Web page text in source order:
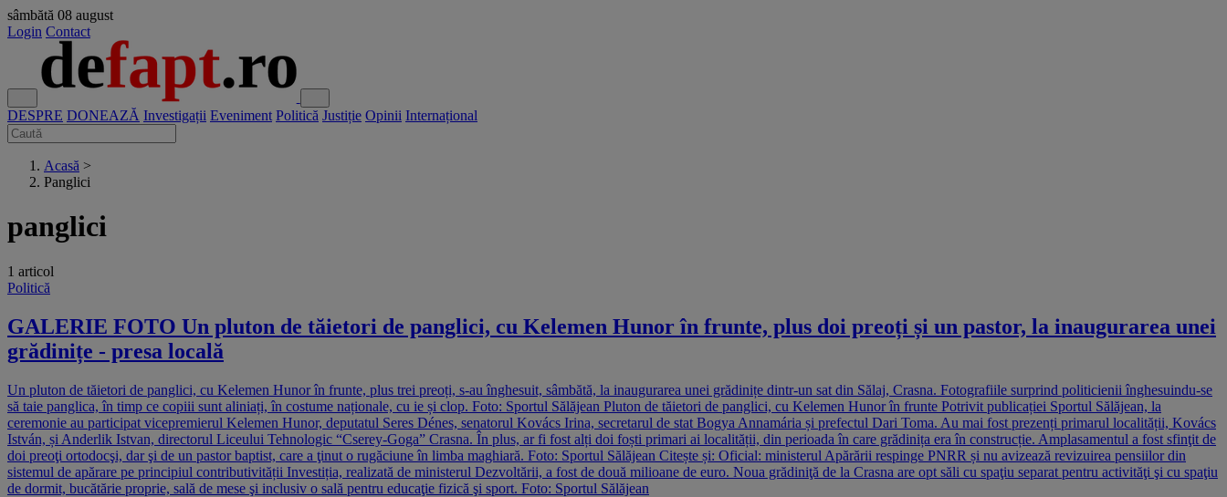
sâmbătă 08 august
Login Contact
DESPRE DONEAZĂ Investigații Eveniment Politică Justiție Opinii Internațional
Acasă >
Panglici
panglici
1 articol
Politică
GALERIE FOTO Un pluton de tăietori de panglici, cu Kelemen Hunor în frunte, plus doi preoți și un pastor, la inaugurarea unei
grădinițe - presa locală
Un pluton de tăietori de panglici, cu Kelemen Hunor în frunte, plus trei preoți, s-au înghesuit, sâmbătă, la inaugurarea unei grădinițe dintr-un sat din Sălaj, Crasna. Fotografiile surprind politicienii înghesuindu-se
să taie panglica, în timp ce copiii sunt aliniați, în costume naționale, cu ie și clop. Foto: Sportul Sălăjean Pluton de tăietori de panglici, cu Kelemen Hunor în frunte Potrivit publicației Sportul Sălăjean, la
ceremonie au participat vicepremierul Kelemen Hunor, deputatul Seres Dénes, senatorul Kovács Irina, secretarul de stat Bogya Annamária și prefectul Dari Toma. Au mai fost prezenți primarul localității, Kovács
István, și Anderlik Istvan, directorul Liceului Tehnologic “Cserey-Goga” Crasna. În plus, ar fi fost alți doi foști primari ai localității, din perioada în care grădinița era în construcție. Amplasamentul a fost sfinţit de
doi preoţi ortodocşi, dar şi de un pastor baptist, care a ţinut o rugăciune în limba maghiară. Foto: Sportul Sălăjean Citește și: Oficial: ministerul Apărării respinge PNRR și nu avizează revizuirea pensiilor din
sistemul de apărare pe principiul contributivității Investiția, realizată de ministerul Dezvoltării, a fost de două milioane de euro. Noua grădiniţă de la Crasna are opt săli cu spaţiu separat pentru activităţi şi cu spaţiu
de dormit, bucătărie proprie, sală de mese şi inclusiv o sală pentru educaţie fizică şi sport. Foto: Sportul Sălăjean